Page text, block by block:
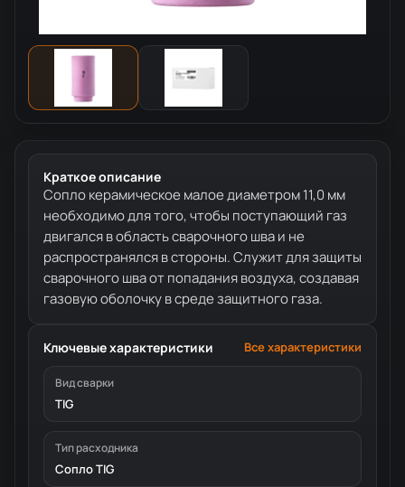
Краткое описание
Сопло керамическое малое диаметром 11,0 мм
необходимо для того, чтобы поступающий газ
двигался в область сварочного шва и не
распространялся в стороны. Служит для защиты
сварочного шва от попадания воздуха, создавая
газовую оболочку в среде защитного газа.
Ключевые характеристики Все характеристики
Вид сварки
TIG
Тип расходника
Сопло TIG